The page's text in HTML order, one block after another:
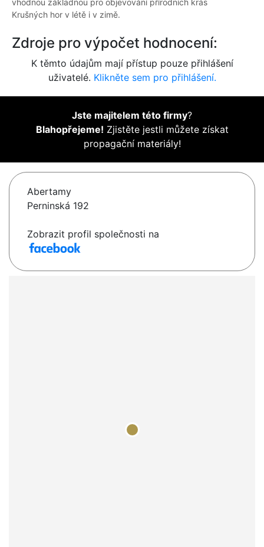
vhodnou základnou pro objevování přírodních krás
Krušných hor v létě i v zimě.
Zdroje pro výpočet hodnocení:
K těmto údajům mají přístup pouze přihlášení
uživatelé. Klikněte sem pro přihlášení.
Jste majitelem této firmy?
Blahopřejeme! Zjistěte jestli můžete získat
propagační materiály!
Abertamy
Perninská 192
Zobrazit profil společnosti na